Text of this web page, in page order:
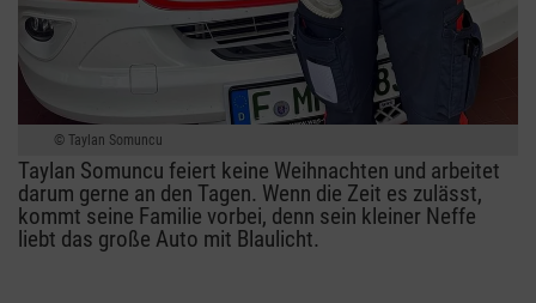
Taylan Somuncu
Taylan Somuncu feiert keine Weihnachten und arbeitet
darum gerne an den Tagen. Wenn die Zeit es zulässt,
kommt seine Familie vorbei, denn sein kleiner Neffe
liebt das große Auto mit Blaulicht.